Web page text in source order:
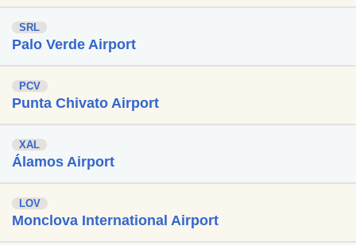
SRL
Palo Verde Airport
PCV
Punta Chivato Airport
XAL
Álamos Airport
LOV
Monclova International Airport